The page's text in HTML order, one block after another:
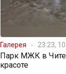
Галерея 23:23,
Парк МЖК в Чите
красоте